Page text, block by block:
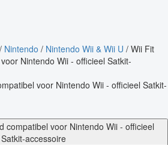
/ Nintendo / Nintendo Wii & Wii U / Wii Fit
Nintendo Wii - officieel Satkit-